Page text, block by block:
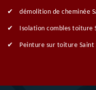
démolition de cheminée
Isolation combles toiture
Peinture sur toiture Saint